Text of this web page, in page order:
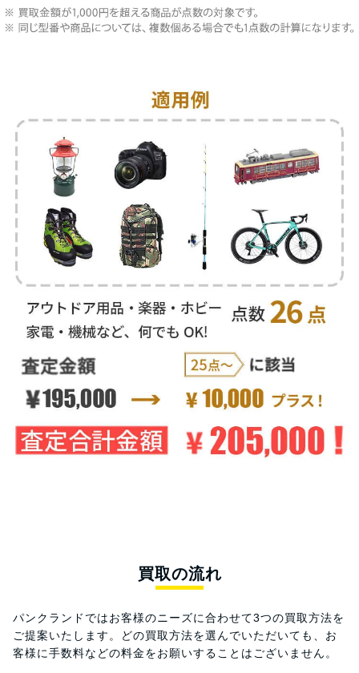
買取の流れ
パンクランドではお客様のニーズに合わせて3つの買取方法を
ご提案いたします。
どの買取方法を選んでいただいても、お
客様に手数料などの料金をお願いすることはございません。